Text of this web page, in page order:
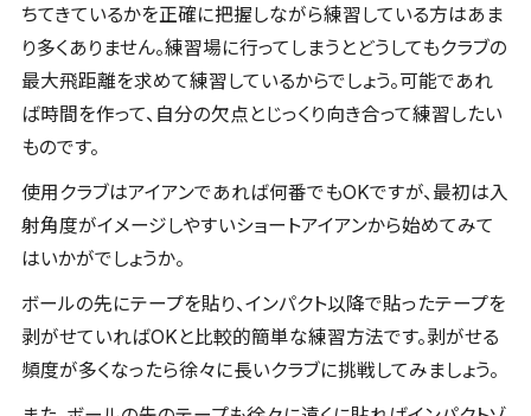
ちてきているかを正確に把握しながら練習している方はあま
り多くありません。練習場に行ってしまうとどうしてもクラブの
最大飛距離を求めて練習しているからでしょう。可能であれ
ば時間を作って、自分の欠点とじっくり向き合って練習したい
ものです。
使用クラブはアイアンであれば何番でもOKですが、最初は入
射角度がイメージしやすいショートアイアンから始めてみて
はいかがでしょうか。
ボールの先にテープを貼り、インパクト以降で貼ったテープを
剥がせていればOKと比較的簡単な練習方法です。剥がせる
頻度が多くなったら徐々に長いクラブに挑戦してみましょう。